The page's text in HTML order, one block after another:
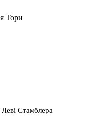
Тори
Леві Стамблера